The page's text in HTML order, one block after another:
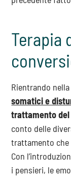
Terapia
Rientrando
somatici e
trattamento
conto delle
trattamento che
Con
i pensieri, le